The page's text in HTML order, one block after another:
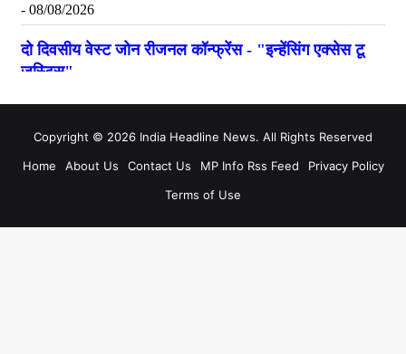
Copyright © 2026 India Headline News. All Rights Reserved
Home
About Us Contact Us MP Info Rss Feed
Privacy Policy
Terms of Use